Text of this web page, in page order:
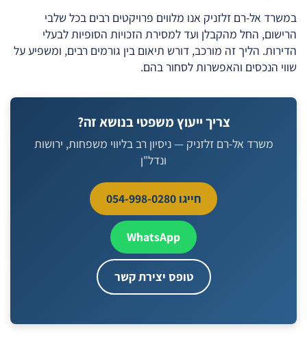
במשרד אל-רם זלזניק אנו מלווים פרויקטים רבים בכל שלבי
הרישום, החל מהקבלן ועד למסירת הזכויות הסופיות לבעלי
הדירות. הליך זה מורכב, דורש תיאום בין גורמים רבים, ומשפיע על
שווי הנכסים והאפשרות לסחור בהם.
צריך ייעוץ משפטי בנושא זה?
משרד אל-רם זלזניק — ניסיון רב בליווי משפחות, ירושות
ונדל"ן
חייגו 054-998-0280
WhatsApp
טופס יצירת קשר